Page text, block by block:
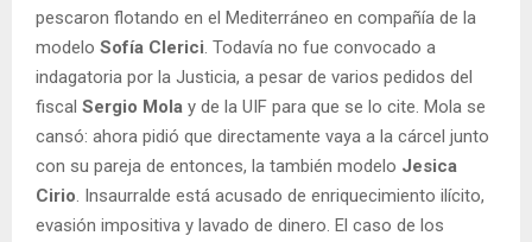
pescaron flotando en el Mediterráneo en compañía de la
modelo Sofía Clerici. Todavía no fue convocado a
indagatoria por la Justicia, a pesar de varios pedidos del
fiscal Sergio Mola y de la UIF para que se lo cite. Mola se
cansó: ahora pidió que directamente vaya a la cárcel junto
con su pareja de entonces, la también modelo Jesica
Cirio. Insaurralde está acusado de enriquecimiento ilícito,
evasión impositiva y lavado de dinero. El caso de los